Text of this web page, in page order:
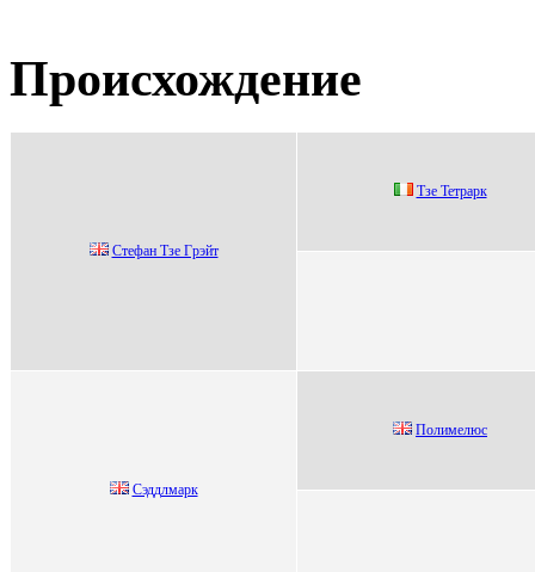
Происхождение
Стeфaн Tзe Гpэйт
Tзe Teтpapк
Сэддлмaрк
Пoлимeлюc